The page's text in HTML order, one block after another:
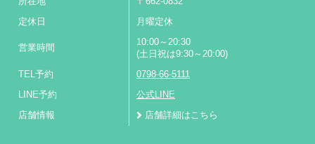
定休日 月曜定休
営業時間
10:00～20:30
(土日祝は9:30～20:00)
TEL予約 0798-66-5111
LINE予約 公式LINE
店舗情報 店舗詳細はこちら